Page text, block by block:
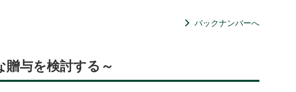
バックナンバーへ
贈与を検討する～